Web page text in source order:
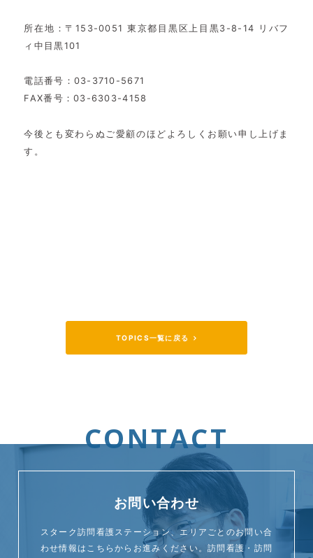
所在地：〒153-0051 東京都目黒区上目黒3-8-14 リバフ
ィ中目黒101
電話番号：03-3710-5671
FAX番号：03-6303-4158
今後とも変わらぬご愛顧のほどよろしくお願い申し上げま
す。
TOPICS一覧に戻る
CONTACT
お問い合わせ
スターク訪問看護ステーション、エリアごとのお問い合
わせ情報はこちらからお進みください。訪問看護・訪問